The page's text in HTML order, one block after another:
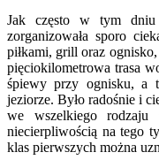
Jak często w tym dniu
zorganizowała sporo
piłkami, grill oraz
pięciokilometrowa trasa
śpiewy przy ognisku, a
jeziorze. Było radośnie i
we wszelkiego rodzaju
niecierpliwością na tego
klas pierwszych można